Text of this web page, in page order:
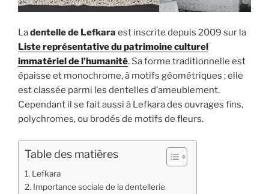
Ladentelle de Lefkara est inscrite depuis 2009 sur la
Liste représentative du patrimoine culturel
immatériel de l’humanité. Sa forme traditionnelle est
épaisse et monochrome, à motifs géométriques ; elle
est classée parmi les dentelles d’ameublement.
Cependant il se fait aussi à Lefkara des ouvrages fins,
polychromes, ou brodés de motifs de fleurs.
Table des matières
Lefkara
Importance sociale de la dentellerie